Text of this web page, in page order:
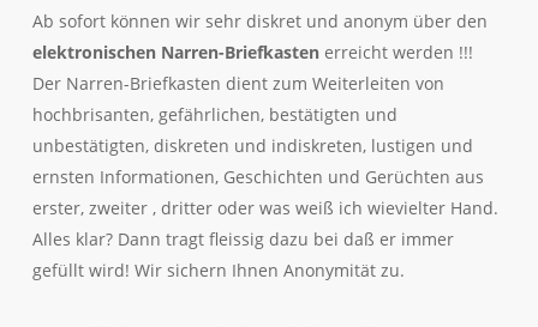
Ab sofort können wir sehr diskret und anonym über den
elektronischen Narren-Briefkasten erreicht werden !!!
Der Narren-Briefkasten dient zum Weiterleiten von
hochbrisanten, gefährlichen, bestätigten und
unbestätigten, diskreten und indiskreten, lustigen und
ernsten Informationen, Geschichten und Gerüchten aus
erster, zweiter , dritter oder was weiß ich wievielter Hand.
Alles klar? Dann tragt fleissig dazu bei daß er immer
gefüllt wird! Wir sichern Ihnen Anonymität zu.